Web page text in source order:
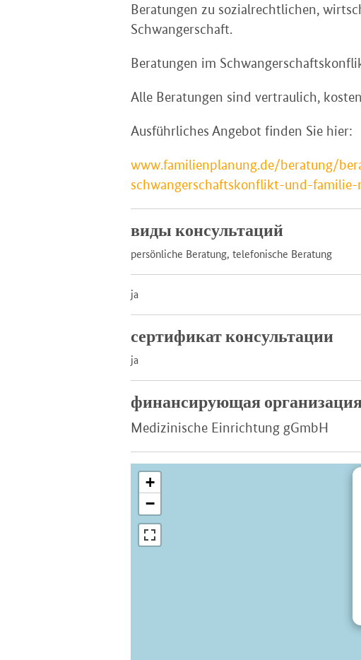
Beratungen zu sozialrechtlichen,
Schwangerschaft.
Beratungen im
Alle Beratungen sind vertraulich,
Ausführliches Angebot finden Sie hier:
www.familienplanung.de/beratung/
schwangerschaftskonflikt-und-
виды консультаций
persönliche Beratung, telefonische Beratung
ja
сертификат консультации
ja
финансирующая
Medizinische Einrichtung gGmbH
+
−